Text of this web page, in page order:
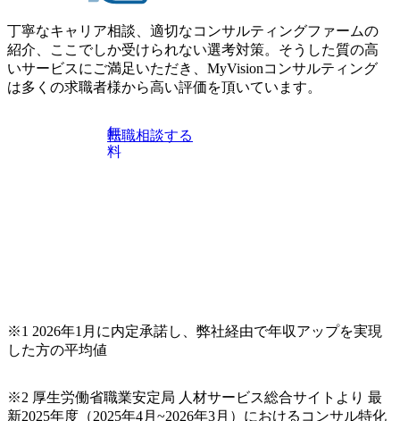
丁寧なキャリア相談、適切なコンサルティングファームの
紹介、ここでしか受けられない選考対策。そうした質の高
いサービスにご満足いただき、MyVisionコンサルティング
は多くの求職者様から高い評価を頂いています。
無
料
転職相談する
※1 2026年1月に内定承諾し、弊社経由で年収アップを実現
した方の平均値
※2 厚生労働省職業安定局 人材サービス総合サイトより 最
新2025年度（2025年4月~2026年3月）におけるコンサル特化